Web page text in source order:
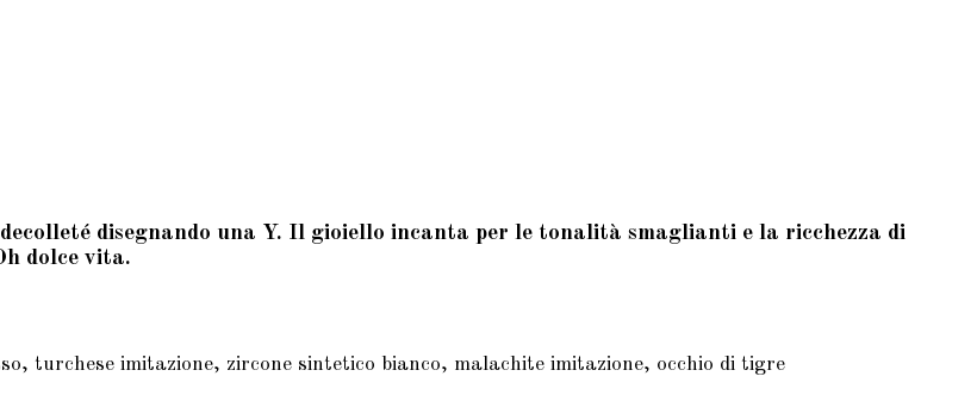
disegnando una Y. Il gioiello incanta per le tonalità smaglianti e la ricchezza di
dolce vita.
turchese imitazione, zircone sintetico bianco, malachite imitazione, occhio di tigre